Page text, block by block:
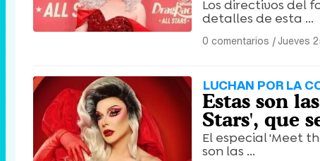
Los directivos del
detalles de esta ...
0 comentarios |Jueves
LUCHAN POR LA
Estas son
Stars', que
El especial 'Meet
son las ...